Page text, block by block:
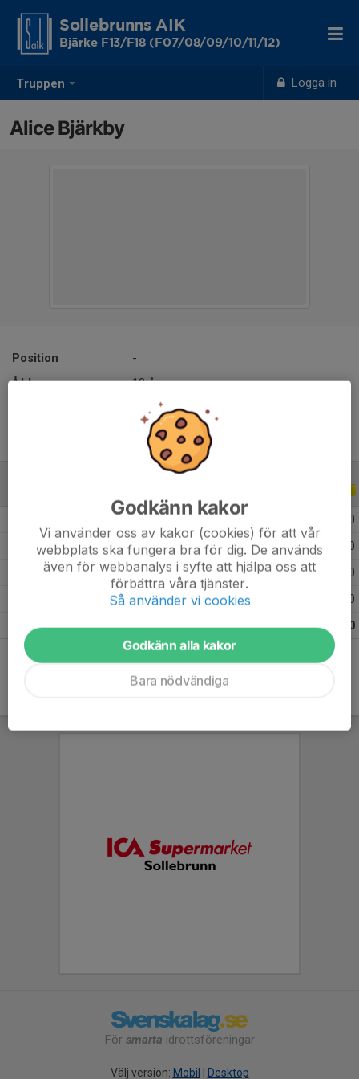
Truppen Logga in
Sollebrunns AIK
Bjärke F13/F18 (F07/08/09/10/11/12)
Alice Bjärkby
Position
-
Ålder
13 år
0
2025 21 0 0 0
1 0 0
0
Totalt 47 0 0 0
För smarta idrottsföreningar
Välj version: Mobil Desktop
Godkänn kakor
Vi använder oss av kakor (cookies) för att vår
webbplats ska fungera bra för dig. De används
även för webbanalys i syfte att hjälpa oss att
förbättra våra tjänster.
Så använder vi cookies
Godkänn alla kakor
Bara nödvändiga